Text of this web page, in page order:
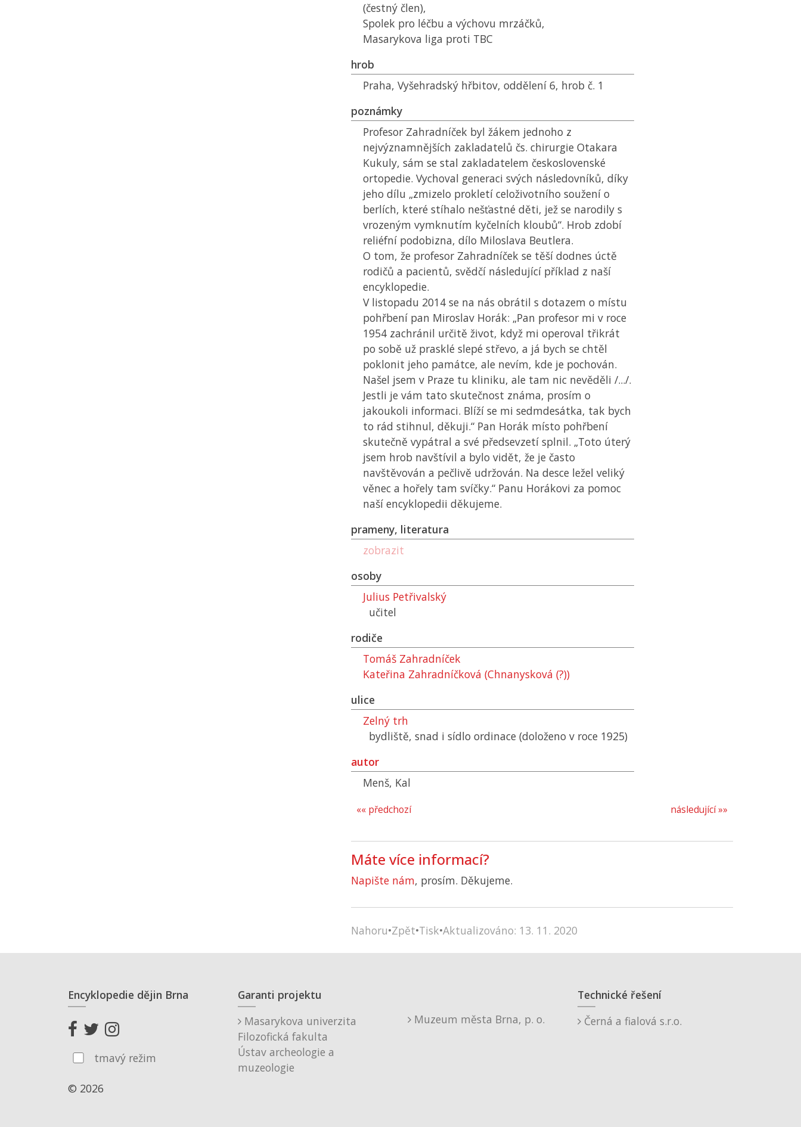
(čestný člen),
Spolek pro léčbu a výchovu mrzáčků,
Masarykova liga proti TBC
hrob
Praha, Vyšehradský hřbitov, oddělení 6, hrob č. 1
poznámky
Profesor Zahradníček byl žákem jednoho z
nejvýznamnějších zakladatelů čs. chirurgie Otakara
Kukuly, sám se stal zakladatelem československé
ortopedie. Vychoval generaci svých následovníků, díky
jeho dílu „zmizelo prokletí celoživotního soužení o
berlích, které stíhalo nešťastné děti, jež se narodily s
vrozeným vymknutím kyčelních kloubů“. Hrob zdobí
reliéfní podobizna, dílo Miloslava Beutlera.
O tom, že profesor Zahradníček se těší dodnes úctě
rodičů a pacientů, svědčí následující příklad z naší
encyklopedie.
V listopadu 2014 se na nás obrátil s dotazem o místu
pohřbení pan Miroslav Horák: „Pan profesor mi v roce
1954 zachránil určitě život, když mi operoval třikrát
po sobě už prasklé slepé střevo, a já bych se chtěl
poklonit jeho památce, ale nevím, kde je pochován.
Našel jsem v Praze tu kliniku, ale tam nic nevěděli /.../.
Jestli je vám tato skutečnost známa, prosím o
jakoukoli informaci. Blíží se mi sedmdesátka, tak bych
to rád stihnul, děkuji.“ Pan Horák místo pohřbení
skutečně vypátral a své předsevzetí splnil. „Toto úterý
jsem hrob navštívil a bylo vidět, že je často
navštěvován a pečlivě udržován. Na desce ležel veliký
věnec a hořely tam svíčky.“ Panu Horákovi za pomoc
naší encyklopedii děkujeme.
prameny, literatura
zobrazit
osoby
Julius Petřivalský
učitel
rodiče
Tomáš Zahradníček
Kateřina Zahradníčková (Chnanysková (?))
ulice
Zelný trh
bydliště, snad i sídlo ordinace (doloženo v roce 1925)
autor
Menš, Kal
následující »»
«« předchozí
Máte více informací?
Napište nám, prosím. Děkujeme.
Nahoru•Zpět•Tisk•Aktualizováno: 13. 11. 2020
Encyklopedie dějin Brna
tmavý režim
© 2026
Garanti projektu
Masarykova univerzita
Filozofická fakulta
Ústav archeologie a
muzeologie
Muzeum města Brna, p. o.
Technické řešení
Černá a fialová s.r.o.